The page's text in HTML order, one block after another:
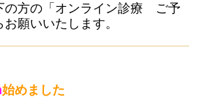
の方の「オンライン診療 ご予
願いいたします。
始めました